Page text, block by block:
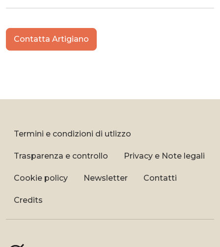
Contatta Artigiano
Termini e condizioni di utlizzo
Trasparenza e controllo Privacy e Note legali
Cookie policy Newsletter Contatti
Credits